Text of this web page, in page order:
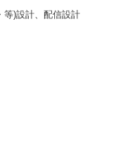
等)設計、配信設計